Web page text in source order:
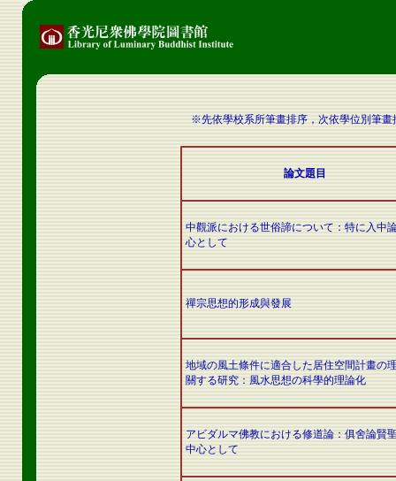
※先依學校系所筆畫排序，次依學位別筆畫
論文題目
中觀派における世俗諦について：特に入中
心として
禪宗思想的形成與發展
地域の風土條件に適合した居住空間計畫の
關する研究：風水思想の科學的理論化
アビダルマ佛教における修道論：俱舍論賢
中心として